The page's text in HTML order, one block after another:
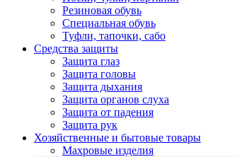
Резиновая обувь
Специальная обувь
Туфли, тапочки, сабо
Средства защиты
Защита глаз
Защита головы
Защита дыхания
Защита органов слуха
Защита от падения
Защита рук
Хозяйственные и бытовые товары
Махровые изделия